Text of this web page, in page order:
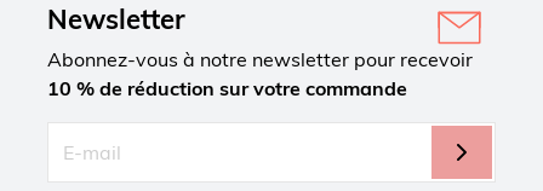
Newsletter
Abonnez-vous à notre newsletter pour recevoir
10 % de réduction sur votre commande